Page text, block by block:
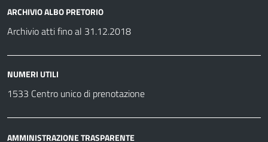
ARCHIVIO ALBO PRETORIO
Archivio atti fino al 31.12.2018
NUMERI UTILI
1533 Centro unico di prenotazione
AMMINISTRAZIONE TRASPARENTE